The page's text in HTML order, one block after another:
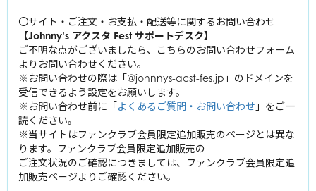
安田章大
大倉忠義
知念侑李
中島裕翔
有岡大貴
髙木雄也
伊野尾慧
薮宏太
Kis-My-Ft2
北山宏光
千賀健永
宮田俊哉
横尾渉
藤ヶ谷太輔
玉森裕太
二階堂高嗣
SexyZone
佐藤勝利
中島健人
菊池風磨
松島聡
A.B.C-Z
橋本良亮
戸塚祥太
河合郁人
五関晃一
塚田僚一
ジャニーズWEST
重岡大毅
桐山照史
中間淳太
神山智洋
King ＆ Prince
平野紫耀
永瀬廉
SixTONES
中山優馬
風間俊介
屋良朝幸
岡本圭人
ふぉ～ゆ～
福田悠太
〇サイト・ご注文・お支払・配送等に関するお問い合わせ
【Johnny’s アクスタ Fest サポートデスク】
ご不明な点がございましたら、こちらのお問い合わせフォーム
よりお問い合わせください。
※お問い合わせの際は「@johnnys-acst-fes.jp」のドメインを
受信できるよう設定をお願いします。
※お問い合わせ前に「よくあるご質問・お問い合わせ 」をご一
読ください。
※当サイトはファンクラブ会員限定追加販売のページとは異な
ります。ファンクラブ会員限定追加販売の
ご注文状況のご確認につきましては、ファンクラブ会員限定追
加販売ページよりご確認ください。